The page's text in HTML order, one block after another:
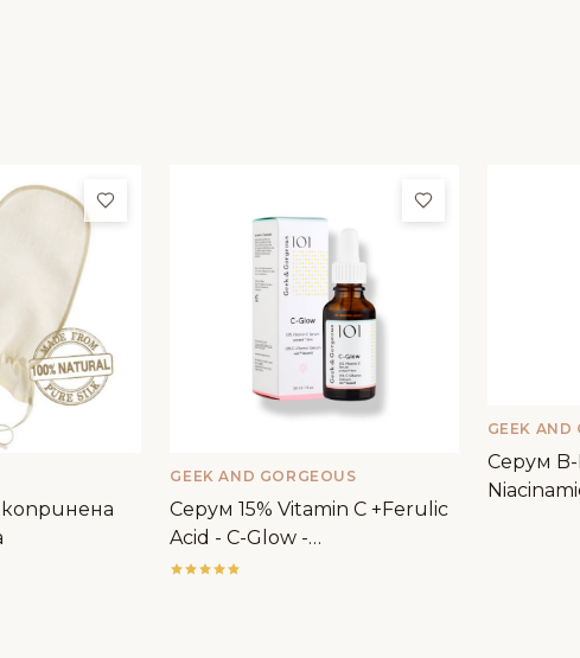
Добави в любими Добави в
GEEK AND GORGEOUS
Серум 15% Vitamin C +Ferulic
Acid - C-Glow -
Geek&Gorgeous
GEEK AND
Серум B-